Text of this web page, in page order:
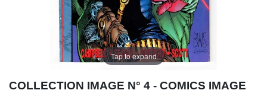
Tap to expand
COLLECTION IMAGE N° 4 - COMICS IMAGE